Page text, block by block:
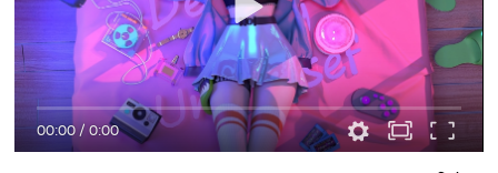
00:00/0:00